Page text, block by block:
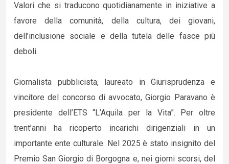
Valori che si traducono quotidianamente in iniziative a
favore della comunità, della cultura, dei giovani,
dell’inclusione sociale e della tutela delle fasce più
deboli.
Giornalista pubblicista, laureato in Giurisprudenza e
vincitore del concorso di avvocato, Giorgio Paravano è
presidente dell’ETS “L’Aquila per la Vita”. Per oltre
trent’anni ha ricoperto incarichi dirigenziali in un
importante ente culturale. Nel 2025 è stato insignito del
Premio San Giorgio di Borgogna e, nei giorni scorsi, del